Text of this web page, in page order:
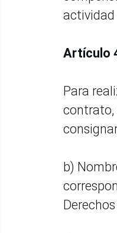
Artículo
Para
contrato,
b)